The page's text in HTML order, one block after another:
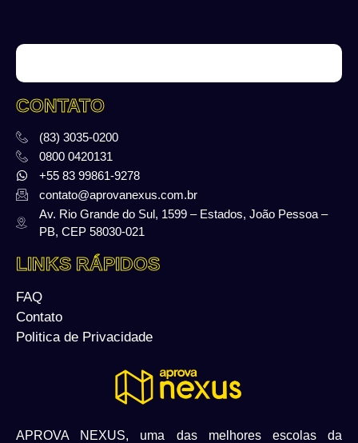
CONTATO
(83) 3035-0200
0800 0420131
+55 83 99861-9278
contato@aprovanexus.com.br
Av. Rio Grande do Sul, 1599 – Estados, João Pessoa –
PB, CEP 58030-021
LINKS RÁPIDOS
FAQ
Contato
Politica de Privacidade
APROVA NEXUS, uma das melhores escolas da